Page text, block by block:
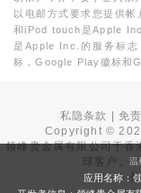
以电邮方式要求您提供
和iPod touch是Apple
是Apple Inc.的服务标
标，Google Play徽标和
私隐条款 |免
Copyright ©
领峰贵金属有限公司于香
球客户。温
应用名称：